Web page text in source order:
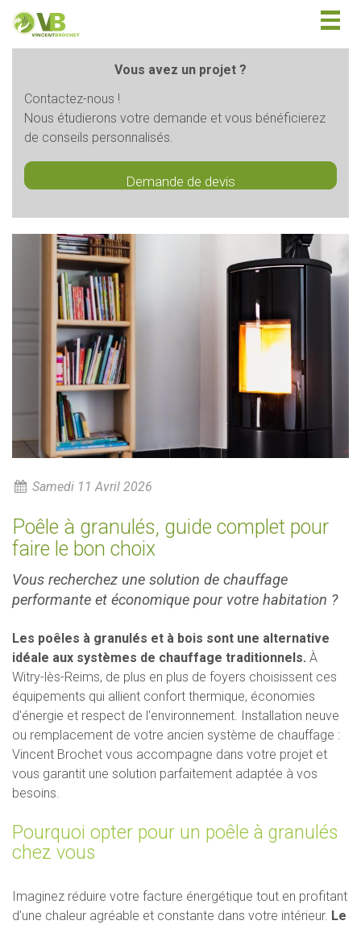
Vous avez un projet ?
Contactez-nous !
Nous étudierons votre demande et vous bénéficierez
de conseils personnalisés.
Demande de devis
Samedi 11 Avril 2026
Poêle à granulés, guide complet pour
faire le bon choix
Vous recherchez une solution de chauffage
performante et économique pour votre habitation ?
Les poêles à granulés et à bois sont une alternative
idéale aux systèmes de chauffage traditionnels. À
Witry-lès-Reims, de plus en plus de foyers choisissent ces
équipements qui allient confort thermique, économies
d'énergie et respect de l'environnement. Installation neuve
ou remplacement de votre ancien système de chauffage :
Vincent Brochet vous accompagne dans votre projet et
vous garantit une solution parfaitement adaptée à vos
besoins.
Pourquoi opter pour un poêle à granulés
chez vous
Imaginez réduire votre facture énergétique tout en profitant
d'une chaleur agréable et constante dans votre intérieur. Le